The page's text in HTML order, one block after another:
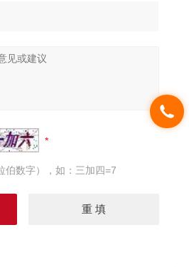
伯数字），如：三加四=7